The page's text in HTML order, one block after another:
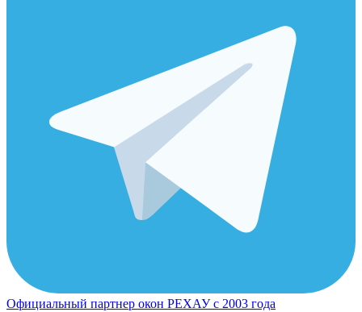
Официальный партнер окон РЕХАУ с 2003 года